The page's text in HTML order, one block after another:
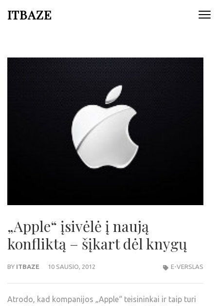
ITBAZE
„Apple“ įsivėlė į naują
konfliktą – šįkart dėl knygų
BY ITBAZE 10 SAUSIO, 2012 E-VERSLAS
Atrodo, kad kompanijos „Apple“ teisininkai ir taip turi